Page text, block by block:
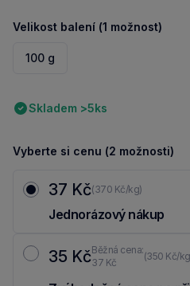
Velikost balení (1 možnost)
100 g
Skladem >5ks
Vyberte si cenu (2 možnosti)
37 Kč(370 Kč/kg)
Jednorázový nákup
35 KčBěžná cena:
37 Kč
(350 Kč/